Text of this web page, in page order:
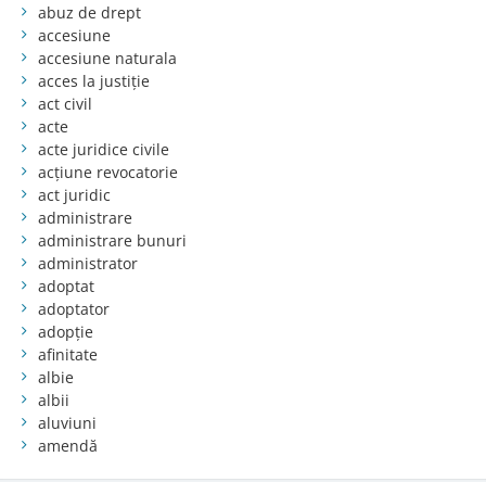
abuz de drept
accesiune
accesiune naturala
acces la justiție
act civil
acte
acte juridice civile
acțiune revocatorie
act juridic
administrare
administrare bunuri
administrator
adoptat
adoptator
adopție
afinitate
albie
albii
aluviuni
amendă